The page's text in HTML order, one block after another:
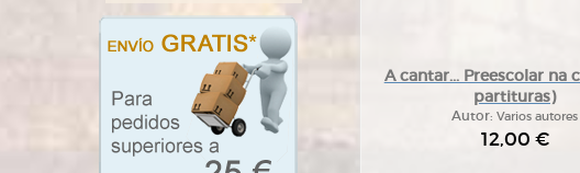
A cantar... Preescolar na
partituras)
Autor:Varios autores
12,00 €